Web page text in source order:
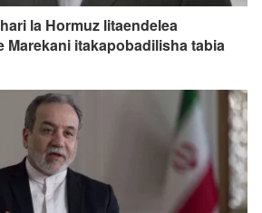
la Hormuz litaendelea
Marekani itakapobadilisha tabia